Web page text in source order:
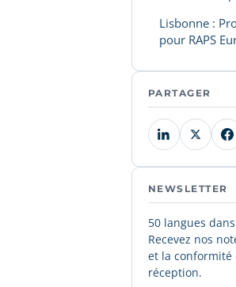
Lisbonne :
pour RAPS
PARTAGER
NEWSLETTER
50 langues
Recevez nos
et la conformité
réception.